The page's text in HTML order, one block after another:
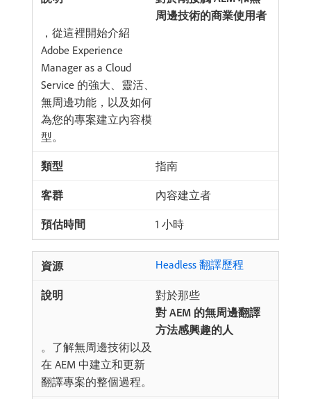
周邊技術的商業使用者
，從這裡開始介紹
Adobe Experience
Manager as a Cloud
Service 的強大、靈活、
無周邊功能，以及如何
為您的專案建立內容模
型。
指南
內容建立者
1 小時
Headless 翻譯歷程
對於那些​
對 AEM 的無周邊翻譯
方法感興趣的人
。了解無周邊技術以及
在 AEM 中建立和更新
翻譯專案的整個過程。